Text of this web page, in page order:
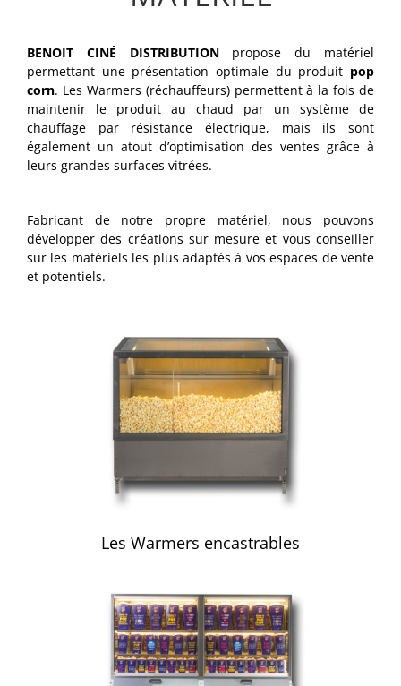
BENOIT CINÉ DISTRIBUTIONpropose du matériel
permettant une présentation optimale du produit pop
corn. Les Warmers (réchauffeurs) permettent à la fois de
maintenir le produit au chaud par un système de
chauffage par résistance électrique, mais ils sont
également un atout d’optimisation des ventes grâce à
leurs grandes surfaces vitrées.
Fabricant de notre propre matériel, nous pouvons
développer des créations sur mesure et vous conseiller
sur les matériels les plus adaptés à vos espaces de vente
et potentiels.
Les Warmers encastrables